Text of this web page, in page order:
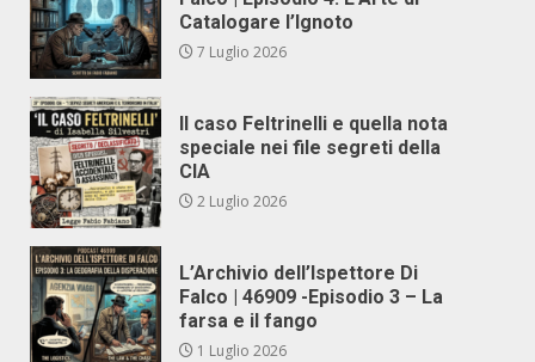
Catalogare l’Ignoto
7 Luglio 2026
Il caso Feltrinelli e quella nota
speciale nei file segreti della
CIA
2 Luglio 2026
L’Archivio dell’Ispettore Di
Falco | 46909 -Episodio 3 – La
farsa e il fango
1 Luglio 2026